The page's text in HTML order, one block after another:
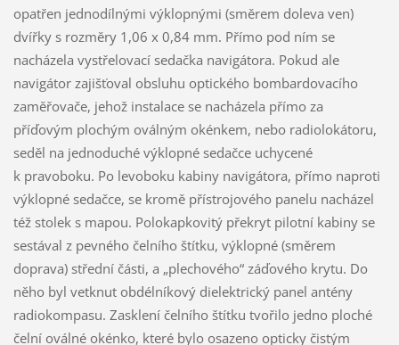
opatřen jednodílnými výklopnými (směrem doleva ven)
dvířky s rozměry 1,06 x 0,84 mm. Přímo pod ním se
nacházela vystřelovací sedačka navigátora. Pokud ale
navigátor zajišťoval obsluhu optického bombardovacího
zaměřovače, jehož instalace se nacházela přímo za
příďovým plochým oválným okénkem, nebo radiolokátoru,
seděl na jednoduché výklopné sedačce uchycené
k pravoboku. Po levoboku kabiny navigátora, přímo naproti
výklopné sedačce, se kromě přístrojového panelu nacházel
též stolek s mapou. Polokapkovitý překryt pilotní kabiny se
sestával z pevného čelního štítku, výklopné (směrem
doprava) střední části, a „plechového“ záďového krytu. Do
něho byl vetknut obdélníkový dielektrický panel antény
radiokompasu. Zasklení čelního štítku tvořilo jedno ploché
čelní oválné okénko, které bylo osazeno opticky čistým